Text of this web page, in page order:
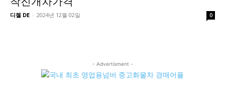
디젤 DE - 2024년 12월 02일 0
- Advertisment -